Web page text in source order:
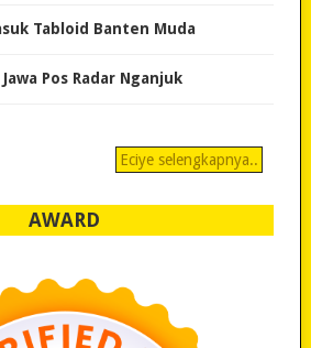
Tabloid Banten Muda
Pos Radar Nganjuk
Eciye selengkapnya..
AWARD